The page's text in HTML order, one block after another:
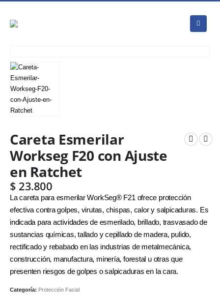
Careta Esmerilar
Workseg F20 con Ajuste
en Ratchet
$ 23.800
La careta para esmerilar WorkSeg® F21 ofrece protección
efectiva contra golpes, virutas, chispas, calor y salpicaduras. Es
indicada para actividades de esmerilado, brillado, trasvasado de
sustancias químicas, tallado y cepillado de madera, pulido,
rectificado y rebabado en las industrias de metalmecánica,
construcción, manufactura, minería, forestal u otras que
presenten riesgos de golpes o salpicaduras en la cara.
Categoría: Protección Facial